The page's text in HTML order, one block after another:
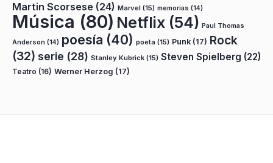
Martin Scorsese (24) Marvel (15) memorias (14)
Música (80) Netflix (54) Paul Thomas
Anderson (14) poesía (40) poeta (15) Punk (17) Rock
(32) serie (28) Stanley Kubrick (15) Steven Spielberg (22)
Teatro (16) Werner Herzog (17)